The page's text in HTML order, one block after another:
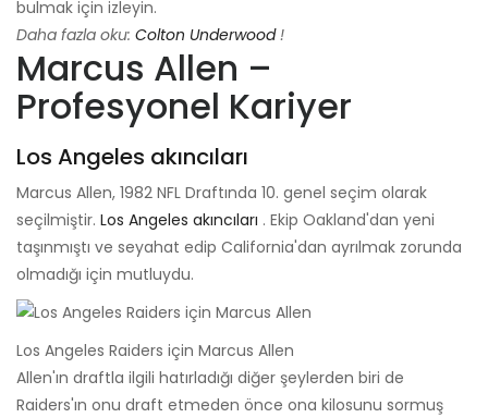
bulmak için izleyin.
Daha fazla oku: Colton Underwood!
Marcus Allen –
Profesyonel Kariyer
Los Angeles akıncıları
Marcus Allen, 1982 NFL Draftında 10. genel seçim olarak
seçilmiştir. Los Angeles akıncıları . Ekip Oakland'dan yeni
taşınmıştı ve seyahat edip California'dan ayrılmak zorunda
olmadığı için mutluydu.
Los Angeles Raiders için Marcus Allen
Allen'ın draftla ilgili hatırladığı diğer şeylerden biri de
Raiders'ın onu draft etmeden önce ona kilosunu sormuş